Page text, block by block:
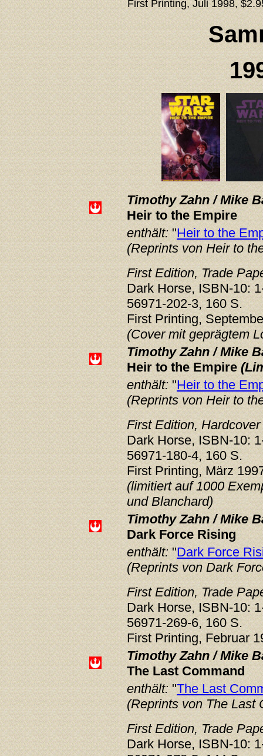
First Printing, Juli 1998,
Timothy Zahn / Mike
Heir to the Empire
enthält:"Heir to the
(Reprints von Heir to
First Edition, Trade
Dark Horse, ISBN-10:
56971-202-3, 160 S.
First Printing,
(Cover mit geprägtem
Timothy Zahn / Mike
Heir to the Empire
enthält:"Heir to the
(Reprints von Heir to
First Edition,
Dark Horse, ISBN-10:
56971-180-4, 160 S.
First Printing, März
(limitiert auf 1000
und Blanchard)
Timothy Zahn / Mike
Dark Force Rising
enthält:"Dark Force
(Reprints von Dark
First Edition, Trade
Dark Horse, ISBN-10:
56971-269-6, 160 S.
First Printing, Februar
Timothy Zahn / Mike
The Last Command
enthält:"The Last
(Reprints von The Last
First Edition, Trade
Dark Horse, ISBN-10: